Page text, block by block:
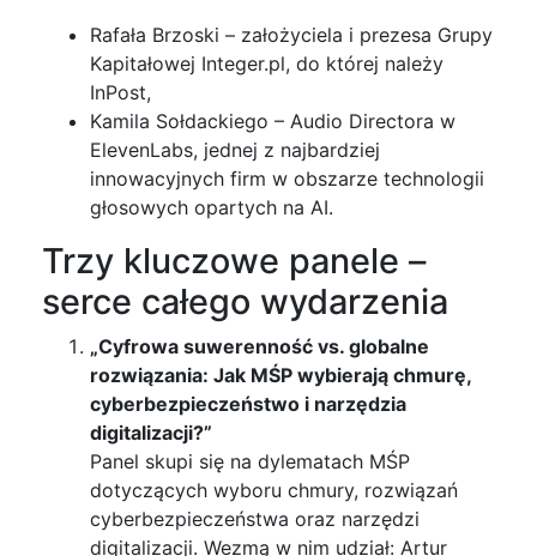
Rafała Brzoski – założyciela i prezesa Grupy
Kapitałowej Integer.pl, do której należy
InPost,
Kamila Sołdackiego – Audio Directora w
ElevenLabs, jednej z najbardziej
innowacyjnych firm w obszarze technologii
głosowych opartych na AI.
Trzy kluczowe panele –
serce całego wydarzenia
„Cyfrowa suwerenność vs. globalne
rozwiązania: Jak MŚP wybierają chmurę,
cyberbezpieczeństwo i narzędzia
digitalizacji?”
Panel skupi się na dylematach MŚP
dotyczących wyboru chmury, rozwiązań
cyberbezpieczeństwa oraz narzędzi
digitalizacji. Wezmą w nim udział: Artur